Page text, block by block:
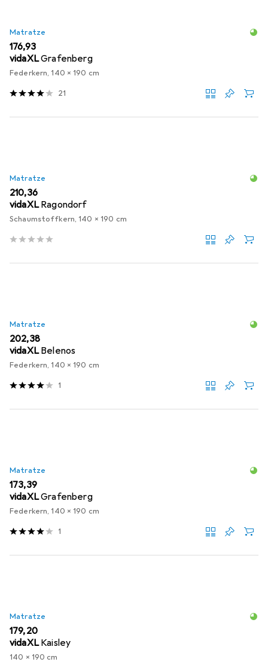
Matratze
EUR
176,93
vidaXLGrafenberg
Federkern, 140 x 190 cm
21
Matratze
EUR
210,36
vidaXL Ragondorf
Schaumstoffkern, 140 x 190 cm
Matratze
EUR
202,38
vidaXL Belenos
Federkern, 140 x 190 cm
1
Matratze
EUR
173,39
vidaXLGrafenberg
Federkern, 140 x 190 cm
1
Matratze
EUR
179,20
vidaXL Kaisley
140 x 190 cm